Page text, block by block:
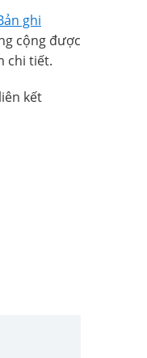
ghi
cộng được
chi tiết.
kết